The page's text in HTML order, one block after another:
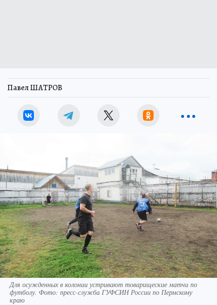
Павел ШАТРОВ
Для осужденных в колонии устривают товарищеские матчи по
футболу. Фото: пресс-служба ГУФСИН России по Пермскому
краю